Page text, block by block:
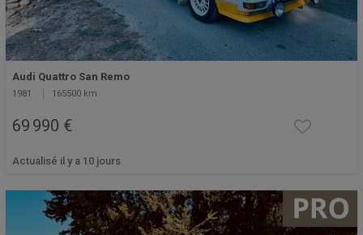
Audi Quattro San Remo
1981 165500 km
69 990 €
Actualisé il y a 10 jours